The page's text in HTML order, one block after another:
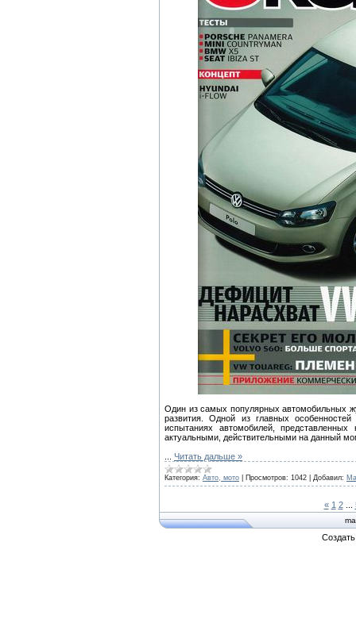
Один из самых популярных автомобильных
развития. Одной из главных
испытаниях автомобилей,
актуальными, действительными на данный
Читать дальше »
Категория: Авто, мото Просмотров: 1042 Добавил:
« 1 2